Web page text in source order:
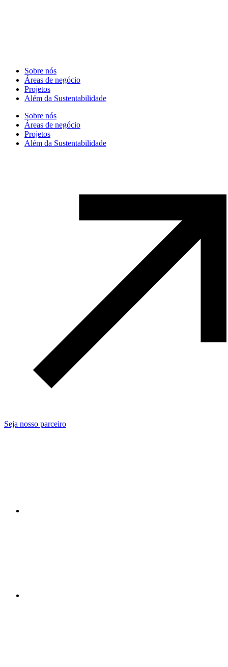
Sobre nós
Áreas de negócio
Projetos
Além da Sustentabilidade
Sobre nós
Áreas de negócio
Projetos
Além da Sustentabilidade
Seja nosso parceiro